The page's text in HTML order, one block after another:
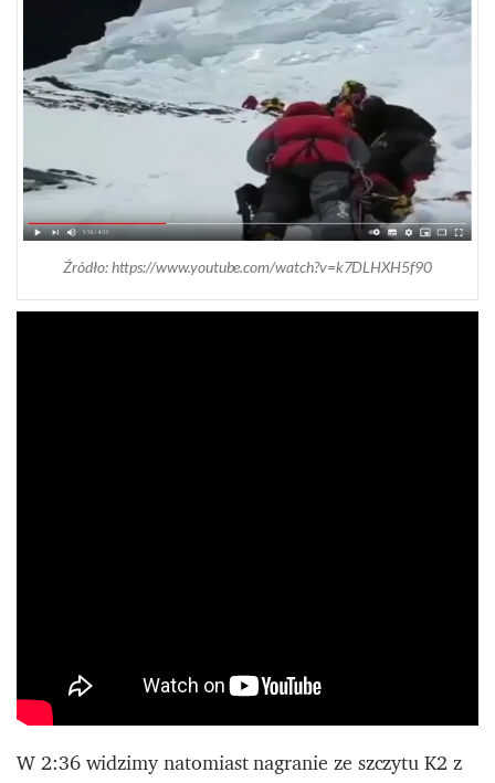
Źródło: https://www.youtube.com/watch?v=k7DLHXH5f90
W 2:36 widzimy natomiast nagranie ze szczytu K2 z